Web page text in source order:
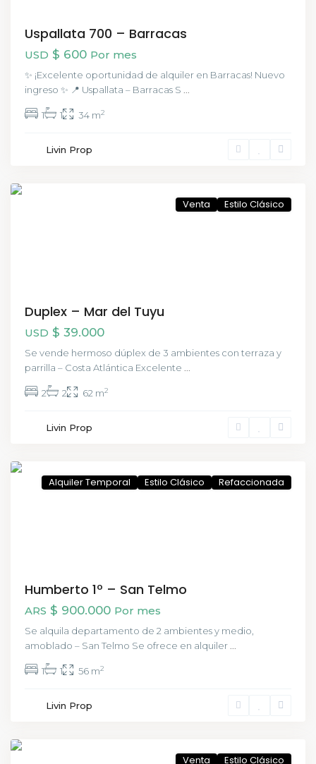
Uspallata 700 – Barracas
USD $ 600 Por mes
✨ ¡Excelente oportunidad de alquiler en Barracas! Nuevo
ingreso ✨ 📍 Uspallata – Barracas S
1 1 34 m2
Livin Prop
Venta Estilo Clásico
Duplex – Mar del Tuyu
USD $ 39.000
Se vende hermoso dúplex de 3 ambientes con terraza y
parrilla – Costa Atlántica Excelente
2 2 62 m2
Livin Prop
Alquiler Temporal Estilo Clásico Refaccionada
Humberto 1º – San Telmo
ARS $ 900.000 Por mes
Se alquila departamento de 2 ambientes y medio,
amoblado – San Telmo Se ofrece en alquiler
1 1 56 m2
Livin Prop
Venta Estilo Clásico